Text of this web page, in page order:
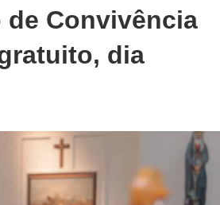
de Convivência
dia